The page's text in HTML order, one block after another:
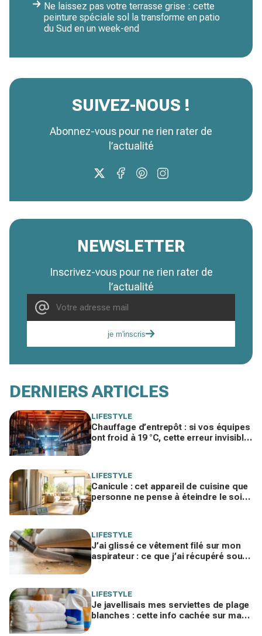
Ne laissez pas votre terrasse grise : cette
peinture spéciale sol la transforme en patio
du Sud en un week-end
SUIVEZ-NOUS !
Abonnez-vous pour ne rien rater de
l’actualité
NEWSLETTER
Inscrivez-vous pour ne rien rater de
l’actualité
je m'inscris
DERNIERS ARTICLES
LIFESTYLE
Chauffage d’entrepôt : si vos équipes
ont froid à 19 °C, cette erreur invisible
LIFESTYLE
Canicule : cet appareil de cuisine que
personne ne pense à éteindre le soir
LIFESTYLE
J’ai glissé ce vêtement filé sur mon
aspirateur : ce que j’ai récupéré sous
LIFESTYLE
Je javellisais mes serviettes de plage
blanches : cette info cachée sur ma